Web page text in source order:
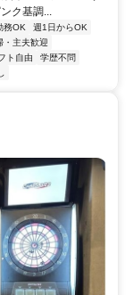
ク基調...
務OK
週1日からOK
・主夫歓迎
ト自由
学歴不問